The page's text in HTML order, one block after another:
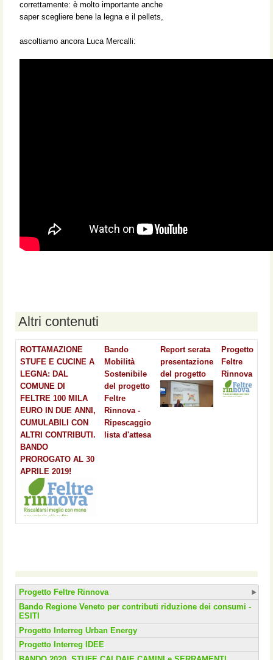
correttamente: è molto importante anche
saper scegliere bene la legna e il pellets,
ascoltiamo ancora Luca Mercalli:
Altri contenuti
ROTTAMAZIONE
STUFE E CUCINE A
LEGNA: DAL
COMUNE DI
FELTRE 100 MILA
EURO IN DUE ANNI,
CUMULABILI CON
ALTRI CONTRIBUTI.
BANDO
PROROGATO AL 30
APRILE 2019!
Bando
Mobilità
Sostenibile
del progetto
Feltre
Rinnova -
Ripescaggio
lista d'attesa
Report serata
presentazione
del progetto
Progetto
Feltre
Rinnova
Progetto Feltre Rinnova
Bando Regione Veneto per contributi riduzione dei consumi -
ESITI
Progetto Interreg Urban Energy
Progetto Interreg IDEE